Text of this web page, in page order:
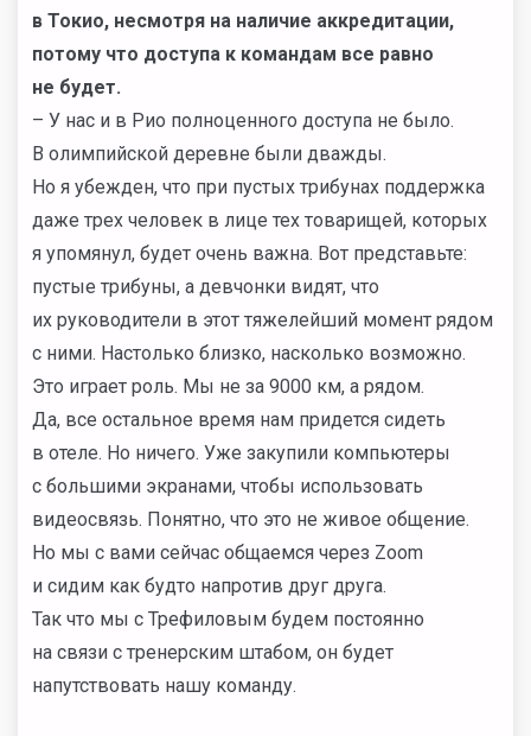
в Токио, несмотря на наличие аккредитации,
потому что доступа к командам все равно
не будет.
– У нас и в Рио полноценного доступа не было.
В олимпийской деревне были дважды.
Но я убежден, что при пустых трибунах поддержка
даже трех человек в лице тех товарищей, которых
я упомянул, будет очень важна. Вот представьте:
пустые трибуны, а девчонки видят, что
их руководители в этот тяжелейший момент рядом
с ними. Настолько близко, насколько возможно.
Это играет роль. Мы не за 9000 км, а рядом.
Да, все остальное время нам придется сидеть
в отеле. Но ничего. Уже закупили компьютеры
с большими экранами, чтобы использовать
видеосвязь. Понятно, что это не живое общение.
Но мы с вами сейчас общаемся через Zoom
и сидим как будто напротив друг друга.
Так что мы с Трефиловым будем постоянно
на связи с тренерским штабом, он будет
напутствовать нашу команду.